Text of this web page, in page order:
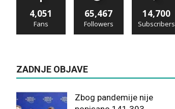
4,051
Fans
65,467
Followers
14,700
Subscribers
ZADNJE OBJAVE
Zbog pandemije nije